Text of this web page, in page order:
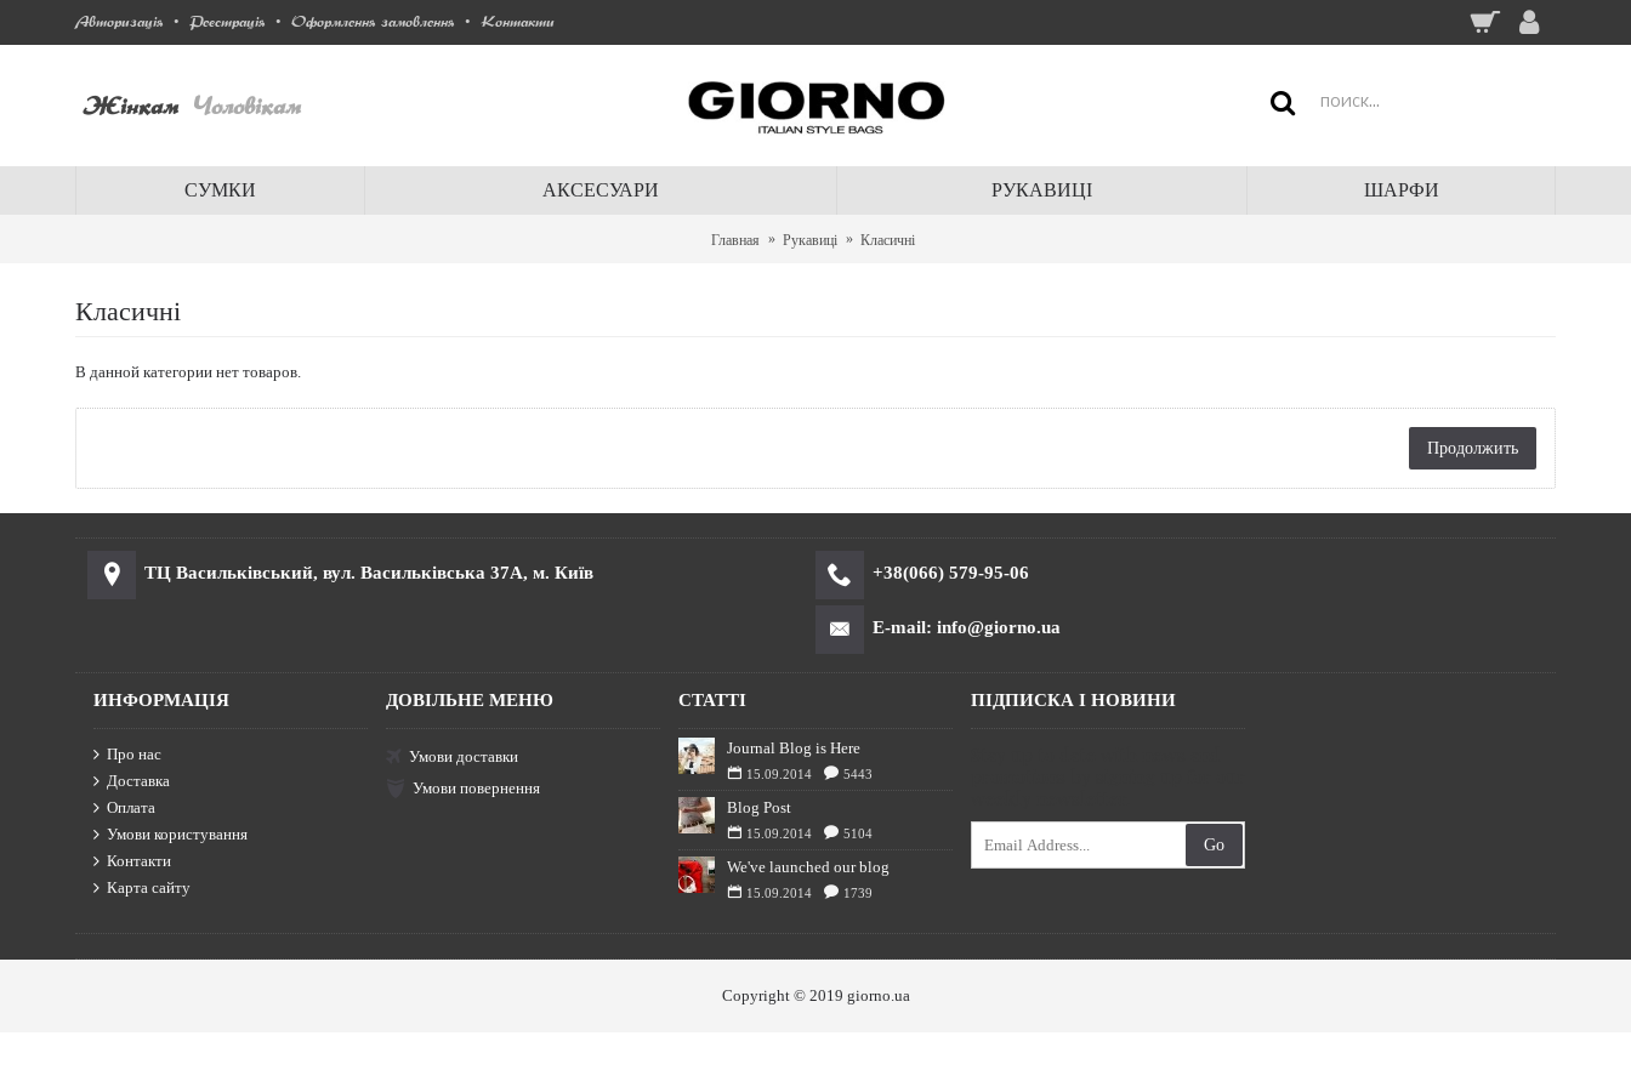
Авторизація • Реєстрація • Оформлення замовлення • Контакти
Жінкам Чоловікам
СУМКИ АКСЕСУАРИ РУКАВИЦІ ШАРФИ
Главная Рукавиці Класичні
Класичні
В данной категории нет товаров.
Продолжить
ТЦ Васильківський, вул. Васильківська 37А, м. Київ +38(066) 579-95-06
E-mail: info@giorno.ua
ИНФОРМАЦІЯ
Про нас
Доставка
Оплата
Умови користування
Контакти
Карта сайту
ДОВІЛЬНЕ МЕНЮ
Умови доставки
Умови повернення
СТАТТІ
Journal Blog is Here
15.09.2014 5443
Blog Post
15.09.2014 5104
We've launched our blog
15.09.2014 1739
ПІДПИСКА І НОВИНИ
Go
Copyright © 2019 giorno.ua